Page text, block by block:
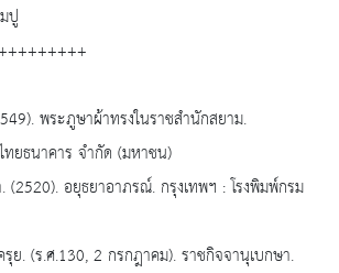
ปู
พระภูษาผ้าทรงในราชสำนักสยาม.
ทยธนาคาร จำกัด (มหาชน)
อยุธยาอาภรณ์. กรุงเทพฯ : โรงพิมพ์กรม
ย. (ร.ศ.130, 2 กรกฎาคม). ราชกิจจานุเบกษา.